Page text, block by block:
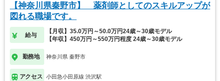
【神奈川県秦野市】 薬剤師としてのスキルアップが
図れる職場です。
給与
【月収】35.0万円～50.0万円24歳～30歳モデル
【年収】450万円～550万円程度 24歳～30歳モデル
勤務地 神奈川県 秦野市
アクセス 小田急小田原線 渋沢駅